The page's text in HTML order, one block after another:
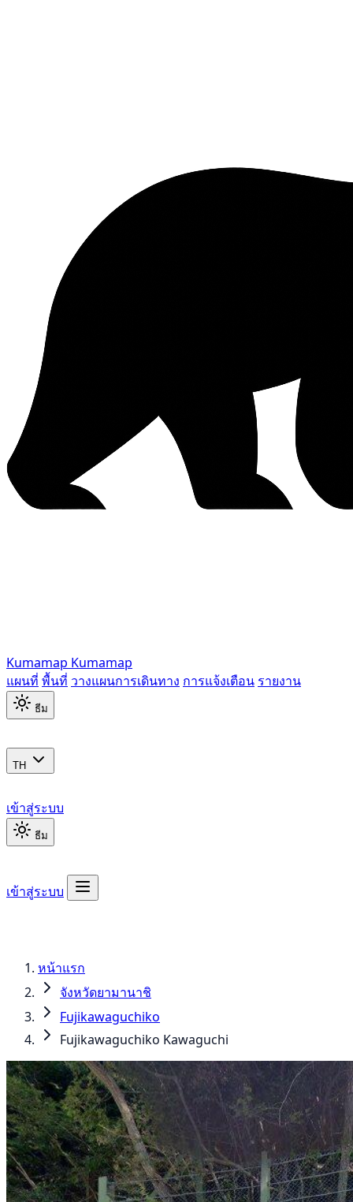
Kumamap Kumamap
แผนที่ พื้นที่ วางแผนการเดินทาง การแจ้งเตือน รายงาน
ธีม
TH
เข้าสู่ระบบ
ธีม
เข้าสู่ระบบ
หน้าแรก
จังหวัดยามานาชิ
Fujikawaguchiko
Fujikawaguchiko Kawaguchi